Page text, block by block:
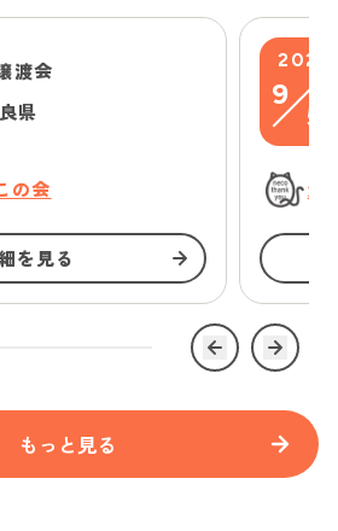
渡会
県
の会
を見る
2026
9
5
浜
もっと見る